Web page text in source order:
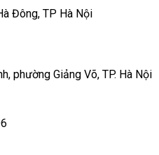
Đông, TP Hà Nội
phường Giảng Võ, TP. Hà Nội